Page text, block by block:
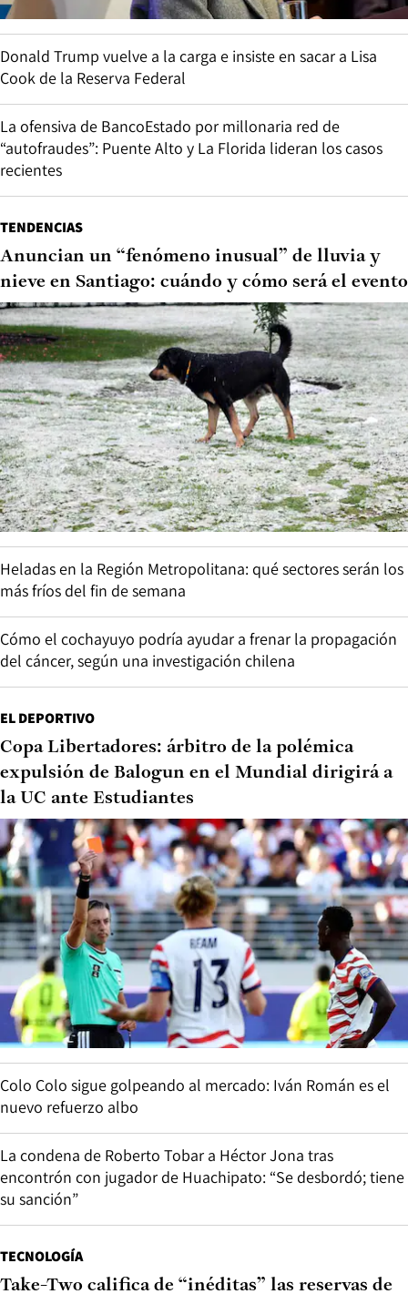
Donald Trump vuelve a la carga e insiste en sacar a Lisa
Cook de la Reserva Federal
La ofensiva de BancoEstado por millonaria red de
“autofraudes”: Puente Alto y La Florida lideran los casos
recientes
TENDENCIAS
Anuncian un “fenómeno inusual” de lluvia y
nieve en Santiago: cuándo y cómo será el evento
Heladas en la Región Metropolitana: qué sectores serán los
más fríos del fin de semana
Cómo el cochayuyo podría ayudar a frenar la propagación
del cáncer, según una investigación chilena
EL DEPORTIVO
Copa Libertadores: árbitro de la polémica
expulsión de Balogun en el Mundial dirigirá a
la UC ante Estudiantes
Colo Colo sigue golpeando al mercado: Iván Román es el
nuevo refuerzo albo
La condena de Roberto Tobar a Héctor Jona tras
encontrón con jugador de Huachipato: “Se desbordó; tiene
su sanción”
TECNOLOGÍA
Take-Two califica de “inéditas” las reservas de